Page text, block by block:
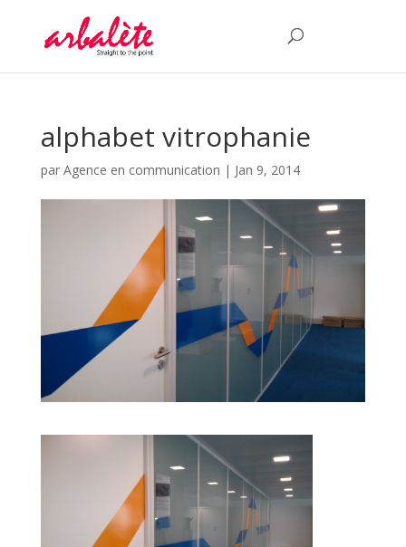
alphabet vitrophanie
par Agence en communication | Jan 9, 2014